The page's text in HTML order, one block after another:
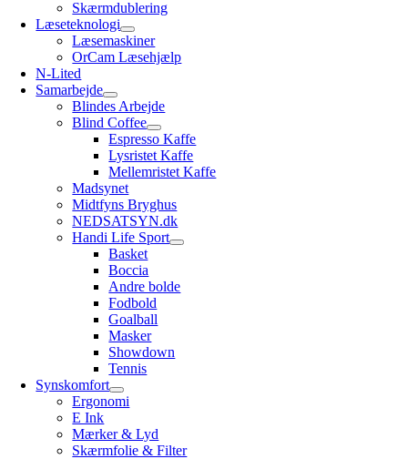
Skærmdublering
Læseteknologi
Læsemaskiner
OrCam Læsehjælp
N-Lited
Samarbejde
Blindes Arbejde
Blind Coffee
Espresso Kaffe
Lysristet Kaffe
Mellemristet Kaffe
Madsynet
Midtfyns Bryghus
NEDSATSYN.dk
Handi Life Sport
Basket
Boccia
Andre bolde
Fodbold
Goalball
Masker
Showdown
Tennis
Synskomfort
Ergonomi
E Ink
Mærker & Lyd
Skærmfolie & Filter